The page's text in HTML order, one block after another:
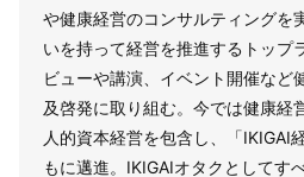
や健康経営のコンサルティングを
いを持って経営を推進するトップ
ビューや講演、イベント開催など
及啓発に取り組む。今では健康経
人的資本経営を包含し、「IKIGAI
もに邁進。IKIGAIオタクとしてす